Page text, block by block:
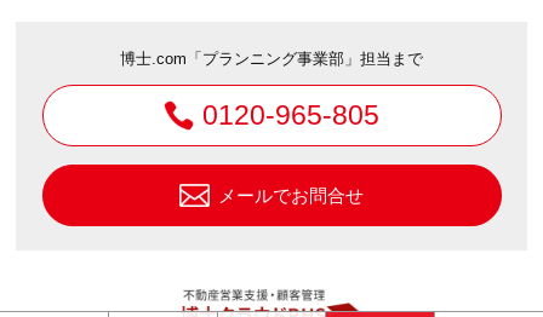
博士.com「プランニング事業部」担当まで
0120-965-805
メールでお問合せ